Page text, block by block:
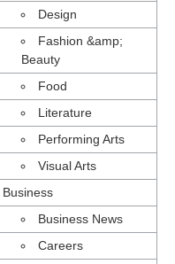
Design
Fashion &amp;
Beauty
Food
Literature
Performing Arts
Visual Arts
Business
Business News
Careers